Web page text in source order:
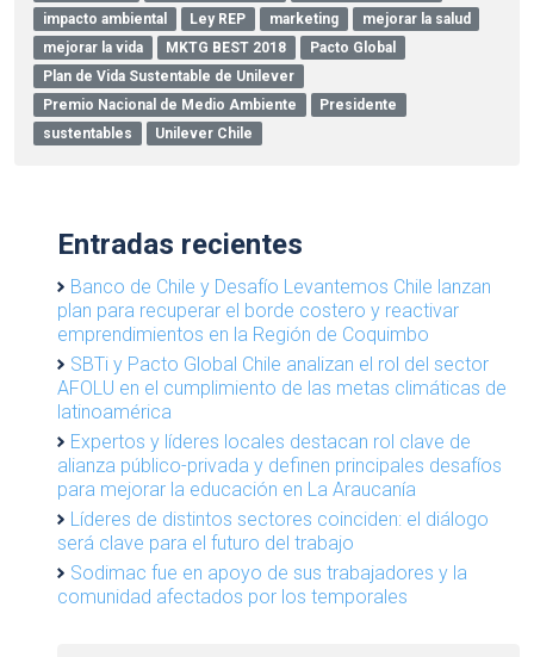
impacto ambiental
Ley REP marketing
mejorar la salud
mejorar la vida
MKTG BEST 2018
Pacto Global
Plan de Vida Sustentable de Unilever
Premio Nacional de Medio Ambiente
Presidente
sustentables
Unilever Chile
Entradas recientes
Banco de Chile y Desafío Levantemos Chile lanzan
plan para recuperar el borde costero y reactivar
emprendimientos en la Región de Coquimbo
SBTi y Pacto Global Chile analizan el rol del sector
AFOLU en el cumplimiento de las metas climáticas de
latinoamérica
Expertos y líderes locales destacan rol clave de
alianza público-privada y definen principales desafíos
para mejorar la educación en La Araucanía
Líderes de distintos sectores coinciden: el diálogo
será clave para el futuro del trabajo
Sodimac fue en apoyo de sus trabajadores y la
comunidad afectados por los temporales